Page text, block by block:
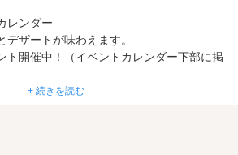
プに加わりました
ー&コンディショナー・ヘアケア
レンダー
ザートが味わえます。
ト開催中！（イベントカレンダー下部に掲
ュー
ートまで豊富にご用意。
+ 続きを読む